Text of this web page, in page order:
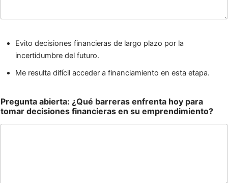
Evito decisiones financieras de largo plazo por la
incertidumbre del futuro.
Me resulta difícil acceder a financiamiento en esta etapa.
Pregunta abierta: ¿Qué barreras enfrenta hoy para
tomar decisiones financieras en su emprendimiento?